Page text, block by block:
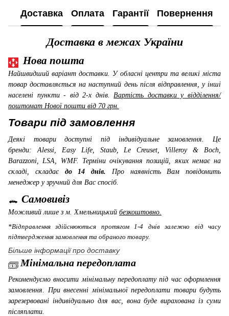
Доставка Оплата Гарантії Повернення
Доставка в межах України
Нова пошта
Найшвидший варіант доставки. У обласні центри та великі міста
товар доставляється на наступний день після відправлення, у інші
населені пункти - від 2-х днів. Вартість доставки у відділення/
поштомат Нової пошти від 70 грн.
Товари під замовлення
Деякі товари доступні під індивідуальне замовлення. Це
бренди: Alessi, Easy Life, Staub, Le Creuset, Villeroy & Boch,
Barazzoni, LSA, WMF. Терміни очікування позицій, яких немає на
складі, складає до 14 днів. Про наявність Вам повідомить
менеджер у зручний для Вас спосіб.
Самовивіз
Можливий лише з м. Хмельницький безкоштовно.
*Відправлення здійснюються протягом 1-4 днів залежно від часу
підтвердження замовлення та обраного товару.
Більше інформації про доставку
Мінімальна передоплата
Рекомендуємо вносити мінімальну передоплату під час оформлення
замовлення. При внесенні мінімальної передоплати товари будуть
зарезервовані індивідуально для вас, вона буде вирахована із суми
післяплати.